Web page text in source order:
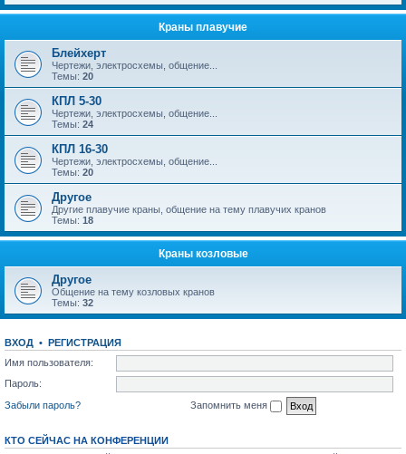
Краны плавучие
Блейхерт
Чертежи, электросхемы, общение...
Темы: 20
КПЛ 5-30
Чертежи, электросхемы, общение...
Темы: 24
КПЛ 16-30
Чертежи, электросхемы, общение...
Темы: 20
Другое
Другие плавучие краны, общение на тему плавучих кранов
Темы: 18
Краны козловые
Другое
Общение на тему козловых кранов
Темы: 32
ВХОД • РЕГИСТРАЦИЯ
Имя пользователя:
Пароль:
Забыли пароль?
Запомнить меня
КТО СЕЙЧАС НА КОНФЕРЕНЦИИ